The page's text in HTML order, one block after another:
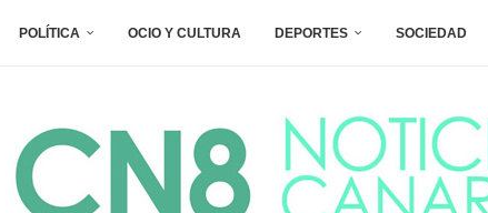
POLÍTICA OCIO Y CULTURA DEPORTES SOCIEDAD